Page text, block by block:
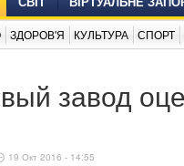
ЗДОРОВ'Я КУЛЬТУРА СПОРТ
завод
19 Окт 2016 - 14:55